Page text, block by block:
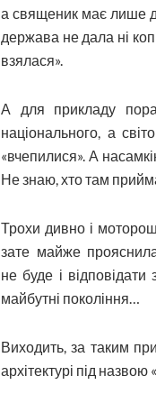
а священик має лише
держава не дала ні
взялася».
А для прикладу
національного, а
«вчепилися». А
Не знаю, хто там
Трохи дивно і
зате майже
не буде і
майбутні покоління…
Виходить, за таким
архітектурі під назвою